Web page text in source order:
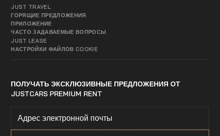
JUST TRAVEL
ГОРЯЩИЕ ПРЕДЛОЖЕНИЯ
ПРИЛОЖЕНИЕ
ЧАСТО ЗАДАВАЕМЫЕ ВОПРОСЫ
JUST LEASE
НАСТРОЙКИ ФАЙЛОВ COOKIE
ПОЛУЧАТЬ ЭКСКЛЮЗИВНЫЕ ПРЕДЛОЖЕНИЯ ОТ
JUSTCARS PREMIUM RENT